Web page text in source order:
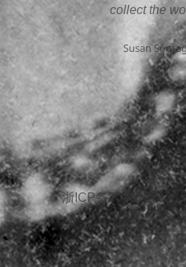
collect the
Susan
浙ICP备2025207338